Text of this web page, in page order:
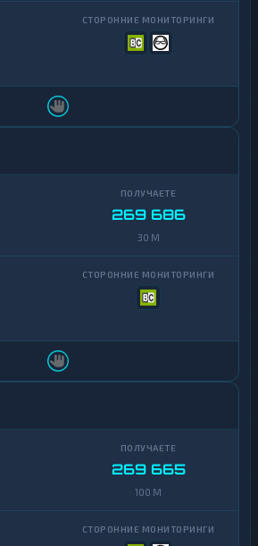
269 686
30 M
269 665
100 M